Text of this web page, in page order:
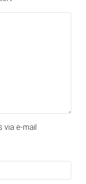
e-mail